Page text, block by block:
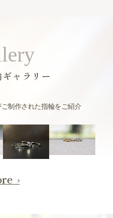
ャラリー
制作された指輪をご紹介